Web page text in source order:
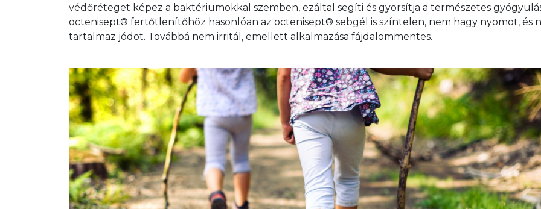
védőréteget képez a baktériumokkal szemben, ezáltal segíti és gyorsítja a természetes
octenisept® fertőtlenítőhöz hasonlóan az octenisept® sebgél is színtelen, nem hagy nyomot, és
tartalmaz jódot. Továbbá nem irritál, emellett alkalmazása fájdalommentes.